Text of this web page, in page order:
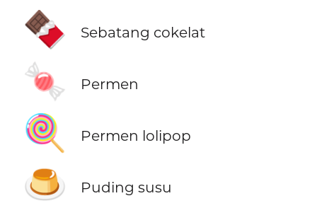
🍫 Sebatang cokelat
🍬 Permen
🍭 Permen lolipop
🍮 Puding susu